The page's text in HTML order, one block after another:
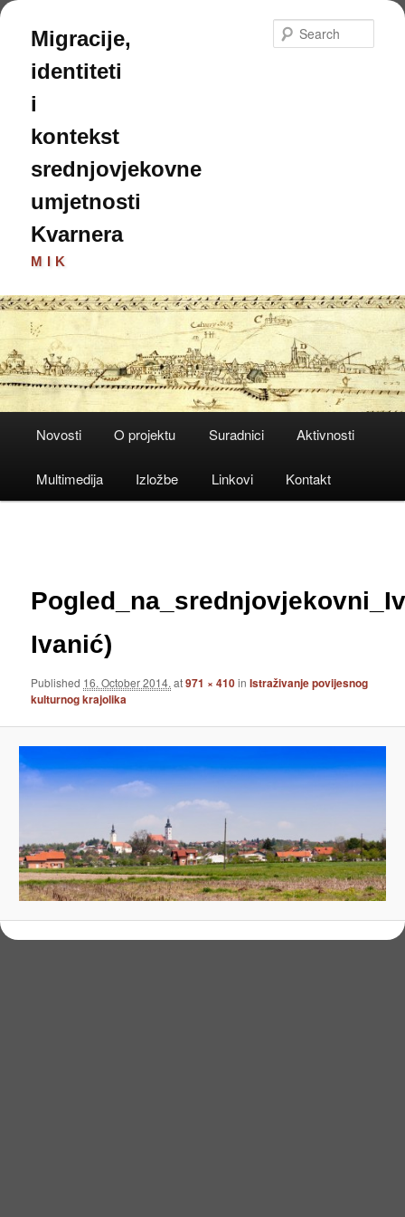
Skip
primary
content
Migracije,
identiteti
i
kontekst
srednjovjekovne
umjetnosti
Kvarnera
MIK
Novosti O projektu Suradnici Aktivnosti
Multimedija Izložbe Linkovi Kontakt
Ivanić)
Published 16. October 2014. at971 × 410inIstraživanje povijesnog
kulturnog krajolika